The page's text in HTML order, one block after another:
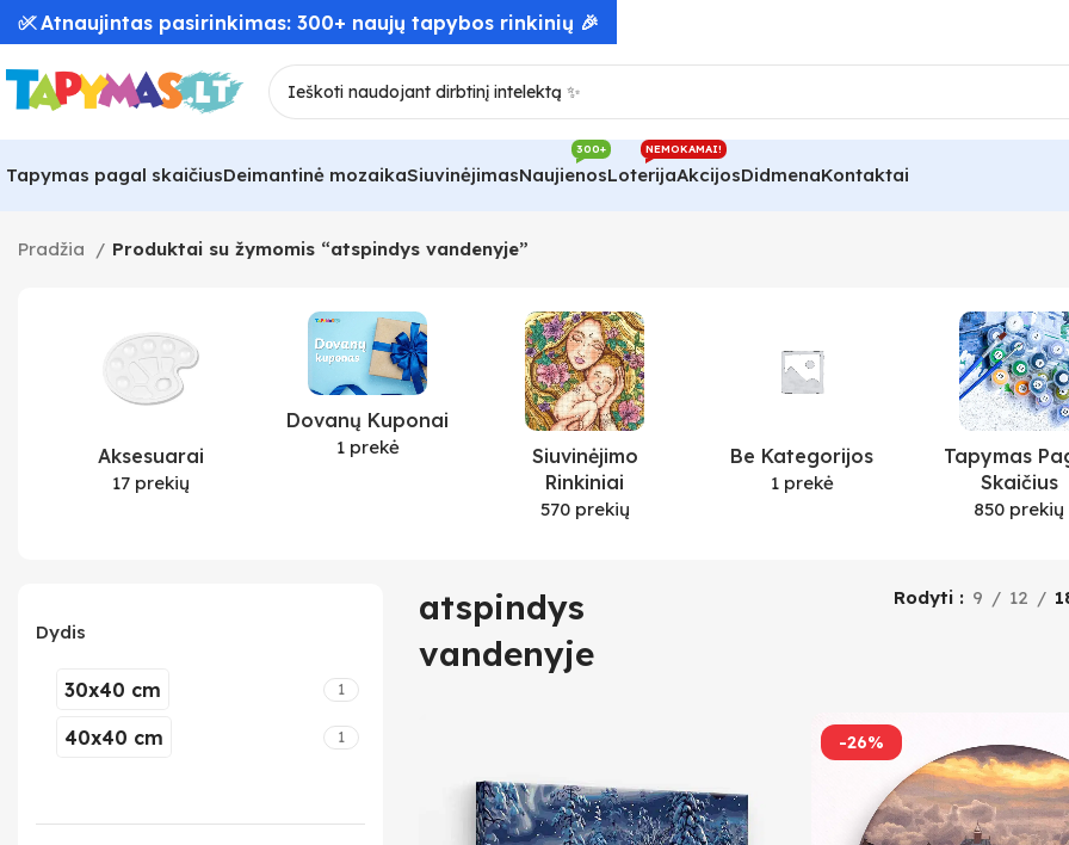
Tapymas pagal skaičiusDeimantinė mozaikaSiuvinėjimasNaujienos
300+
Loterija
NEMOKAMAI!
AkcijosDidmenaKontaktai
Pradžia Produktai su žymomis “atspindys vandenyje”
Aksesuarai
17 prekių
Dovanų Kuponai
1 prekė
Siuvinėjimo
Rinkiniai
570 prekių
Be Kategorijos
1 prekė
Tapymas
Skaičius
850 prekių
Dydis
30x40 cm 1
40x40 cm 1
atspindys
vandenyje
Rodyti 9 12
-26%
✅ Atnaujintas pasirinkimas: 300+ naujų tapybos rinkinių 🎉